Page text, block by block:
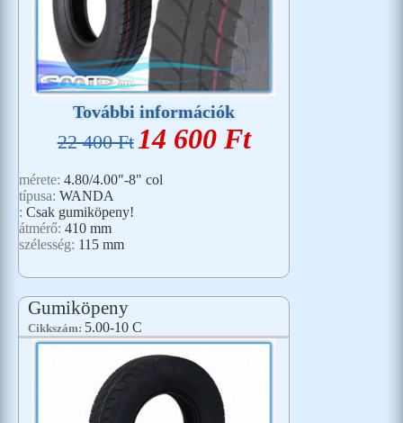
További információk
22 400 Ft 14 600 Ft
mérete: 4.80/4.00"-8" col
típusa: WANDA
: Csak gumiköpeny!
átmérő: 410 mm
szélesség: 115 mm
Gumiköpeny
Cikkszám: 5.00-10 C